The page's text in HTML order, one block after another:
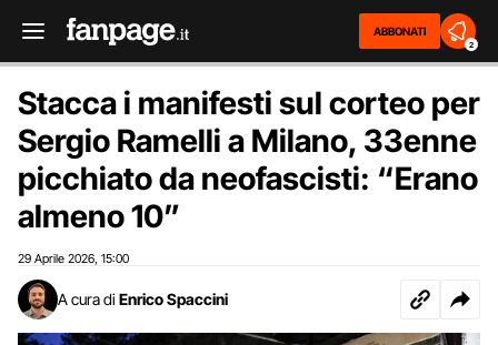
ABBONATI
2
Stacca i manifesti sul corteo per
Sergio Ramelli a Milano, 33enne
picchiato da neofascisti: “Erano
almeno 10”
29 Aprile 2026 15:00
A cura di Enrico Spaccini